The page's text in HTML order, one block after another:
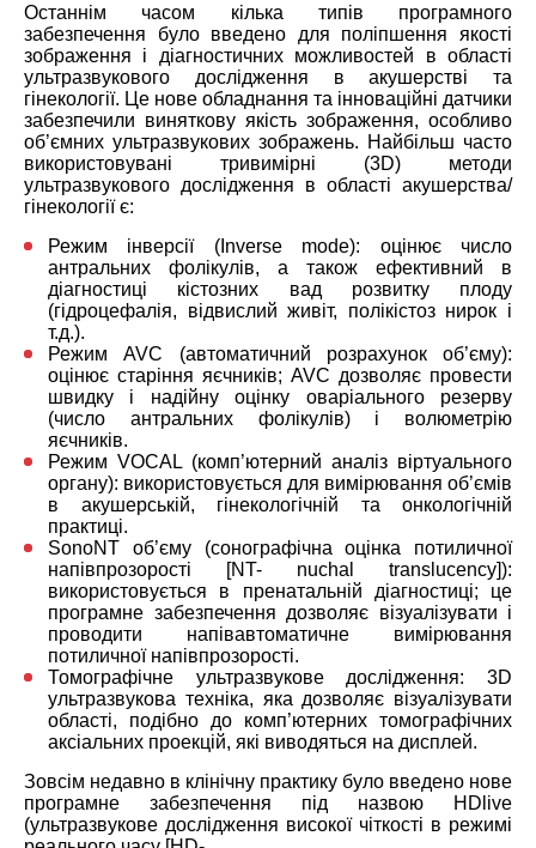
Останнім часом кілька типів програмного
забезпечення було введено для поліпшення якості
зображення і діагностичних можливостей в області
ультразвукового дослідження в акушерстві та
гінекології. Це нове обладнання та інноваційні датчики
забезпечили виняткову якість зображення, особливо
об’ємних ультразвукових зображень. Найбільш часто
використовувані тривимірні (3D) методи
ультразвукового дослідження в області акушерства/
гінекології є:
Режим інверсії (Inverse mode): оцінює число
антральних фолікулів, а також ефективний в
діагностиці кістозних вад розвитку плоду
(гідроцефалія, відвислий живіт, полікістоз нирок і
т.д.).
Режим AVC (автоматичний розрахунок об’єму):
оцінює старіння яєчників; AVC дозволяє провести
швидку і надійну оцінку оваріального резерву
(число антральних фолікулів) і волюметрію
яєчників.
Режим VOCAL (комп’ютерний аналіз віртуального
органу): використовується для вимірювання об’ємів
в акушерській, гінекологічній та онкологічній
практиці.
SonoNT об’єму (сонографічна оцінка потиличної
напівпрозорості [NT- nuchal translucency]):
використовується в пренатальній діагностиці; це
програмне забезпечення дозволяє візуалізувати і
проводити напівавтоматичне вимірювання
потиличної напівпрозорості.
Томографічне ультразвукове дослідження: 3D
ультразвукова техніка, яка дозволяє візуалізувати
області, подібно до комп’ютерних томографічних
аксіальних проекцій, які виводяться на дисплей.
Зовсім недавно в клінічну практику було введено нове
програмне забезпечення під назвою HDlive
(ультразвукове дослідження високої чіткості в режимі